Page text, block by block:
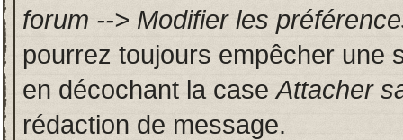
forum --> Modifier les
pourrez toujours empêcher une
en décochant la caseAttacher
rédaction de message.